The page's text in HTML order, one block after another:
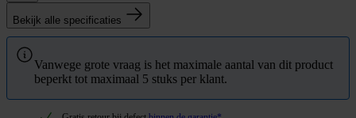
Bekijk alle specificaties
Vanwege grote vraag is het maximale aantal van dit product
beperkt tot maximaal 5 stuks per klant.